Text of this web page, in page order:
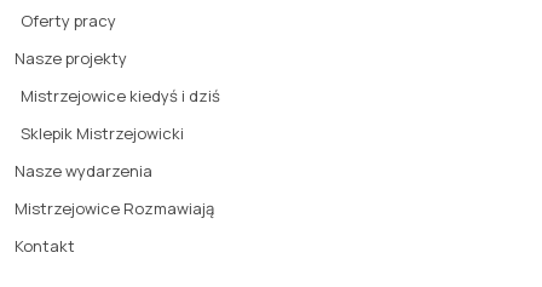
Oferty pracy
Nasze projekty
Mistrzejowice kiedyś i dziś
Sklepik Mistrzejowicki
Nasze wydarzenia
Mistrzejowice Rozmawiają
Kontakt